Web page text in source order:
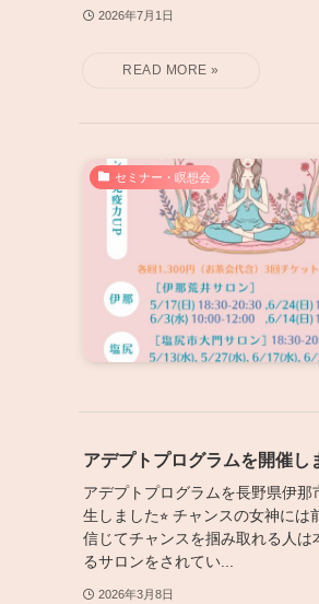
2026年7月1日
セミナー・瞑想会
アデプトプログラムを開催し
アデプトプログラムを長野県伊
生しました⭐︎ チャンスの女神に
信じてチャンスを掴み取れる人
るサロンをされてい...
2026年3月8日